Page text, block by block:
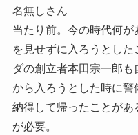
名無しさん
当たり前。今の時代何
を見せずに入ろうとし
ダの創立者本田宗一郎
から入ろうとした時に警
納得して帰ったことが
が必要。